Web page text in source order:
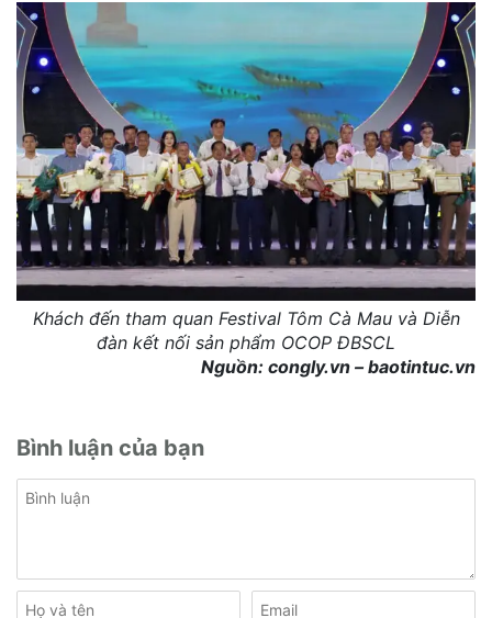
Khách đến tham quan Festival Tôm Cà Mau và Diễn
đàn kết nối sản phẩm OCOP ĐBSCL
Nguồn: congly.vn – baotintuc.vn
Bình luận của bạn